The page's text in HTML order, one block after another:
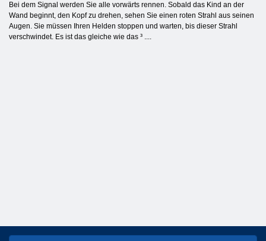
Bei dem Signal werden Sie alle vorwärts rennen. Sobald das Kind an der
Wand beginnt, den Kopf zu drehen, sehen Sie einen roten Strahl aus seinen
Augen. Sie müssen Ihren Helden stoppen und warten, bis dieser Strahl
verschwindet. Es ist das gleiche wie das ³ ....